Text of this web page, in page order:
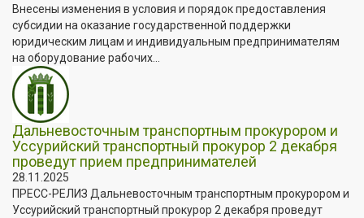
Внесены изменения в условия и порядок предоставления
субсидии на оказание государственной поддержки
юридическим лицам и индивидуальным предпринимателям
на оборудование рабочих...
Дальневосточным транспортным прокурором и
Уссурийский транспортный прокурор 2 декабря
проведут прием предпринимателей
28.11.2025
ПРЕСС-РЕЛИЗ Дальневосточным транспортным прокурором и
Уссурийский транспортный прокурор 2 декабря проведут